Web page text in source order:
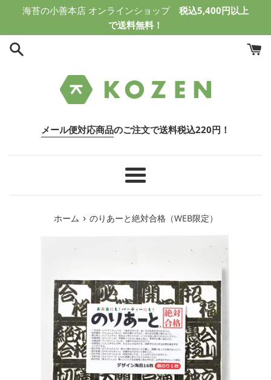
テ
海苔の小善本店 オンラインショップ 税込5,400円以上
で送料無料！
メール便対応商品のご注文で送料税込220円！
メ
ー
ホーム › のりあーと絶対合格（WEB限定）